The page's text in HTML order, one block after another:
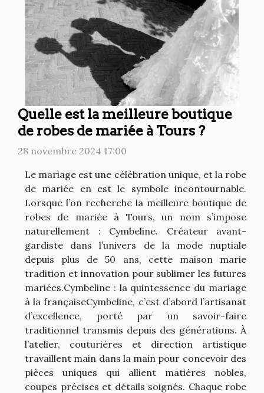
Quelle est la meilleure boutique
de robes de mariée à Tours ?
28 novembre 2024 17:00
Le mariage est une célébration unique, et la robe
de mariée en est le symbole incontournable.
Lorsque l’on recherche la meilleure boutique de
robes de mariée à Tours, un nom s’impose
naturellement : Cymbeline. Créateur avant-
gardiste dans l’univers de la mode nuptiale
depuis plus de 50 ans, cette maison marie
tradition et innovation pour sublimer les futures
mariées.Cymbeline : la quintessence du mariage
à la françaiseCymbeline, c’est d’abord l’artisanat
d’excellence, porté par un savoir-faire
traditionnel transmis depuis des générations. À
l’atelier, couturières et direction artistique
travaillent main dans la main pour concevoir des
pièces uniques qui allient matières nobles,
coupes précises et détails soignés. Chaque robe